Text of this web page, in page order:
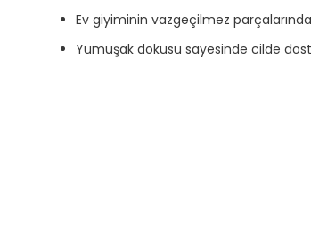
Ev giyiminin vazgeçilmez
Yumuşak dokusu sayesinde cilde